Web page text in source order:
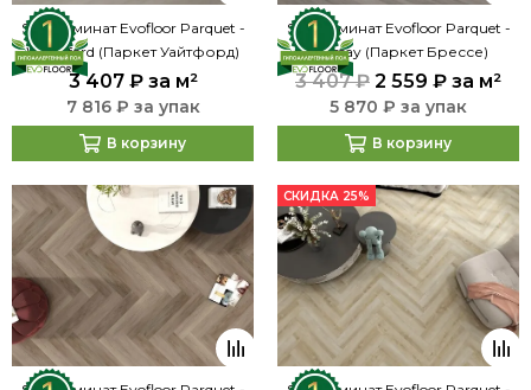
SPC ламинат Evofloor Parquet -
Whiteford (Паркет Уайтфорд)
3 407 ₽за м²
7 816 ₽ за упак
В корзину
SPC ламинат Evofloor Parquet -
Bressay (Паркет Брессе)
3 407 ₽ 2 559 ₽ за м²
5 870 ₽ за упак
В корзину
СКИДКА 25%